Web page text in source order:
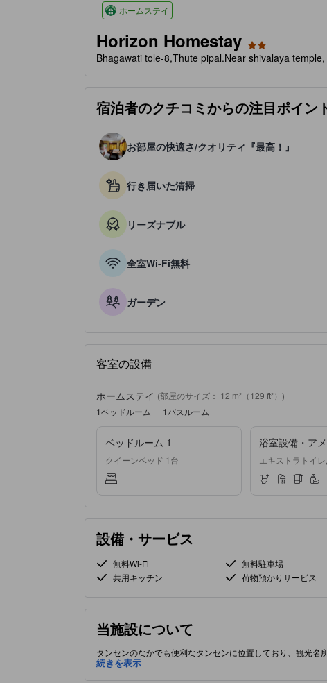
ホームステイ
Horizon Homestay
Bhagawati tole-8,Thute pipal.Near shivalaya
宿泊者のクチコミからの注目ポイン
お部屋の快適さ/クオリティ『最高！』
行き届いた清掃
リーズナブル
全室Wi-Fi無料
ガーデン
客室の設備
ホームステイ (部屋のサイズ： 12 m²（129 ft²）)
1ベッドルーム
1バスルーム
ベッドルーム 1
クイーンベッド 1台
浴室設備・ア
エキストラトイ
設備・サービス
無料Wi-Fi 無料駐車場
共用キッチン
荷物預かりサービス
当施設について
タンセンのなかでも便利なタンセンに位置しており、観光名
続きを表示